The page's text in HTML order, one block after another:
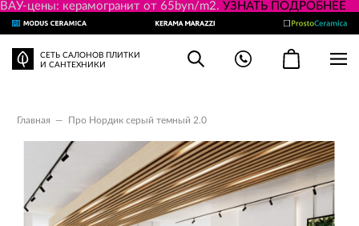
ВАУ-цены: керамогранит от 65byn/m2. УЗНАТЬ ПОДРОБНЕЕ
СЕТЬ САЛОНОВ ПЛИТКИ
И САНТЕХНИКИ
Главная — Про Нордик серый темный 2.0